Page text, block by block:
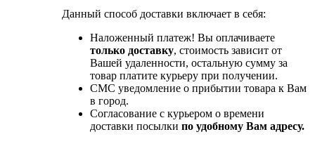
Данный способ доставки включает в себя:
Наложенный платеж! Вы оплачиваете
только доставку, стоимость зависит от
Вашей удаленности, остальную сумму за
товар платите курьеру при получении.
СМС уведомление о прибытии товара к Вам
в город.
Согласование с курьером о времени
доставки посылки по удобному Вам адресу.